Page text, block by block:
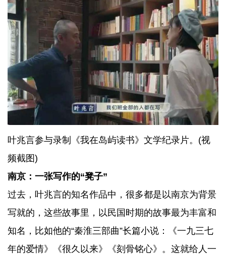
叶兆言参与录制《我在岛屿读书》文学纪录片。(视
频截图)
南京：一张写作的“凳子”
过去，叶兆言的知名作品中，很多都是以南京为背景
写就的，这些故事里，以民国时期的故事最为丰富和
知名，比如他的“秦淮三部曲”长篇小说：《一九三七
年的爱情》《很久以来》《刻骨铭心》。这就给人一